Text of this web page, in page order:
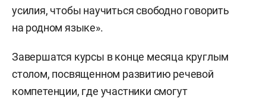
усилия, чтобы научиться свободно говорить
на родном языке».
Завершатся курсы в конце месяца круглым
столом, посвященном развитию речевой
компетенции, где участники смогут